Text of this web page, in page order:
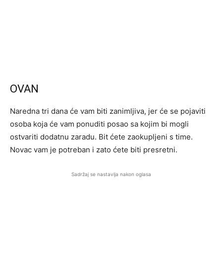
OVAN
Naredna tri dana će vam biti zanimljiva, jer će se pojaviti
osoba koja će vam ponuditi posao sa kojim bi mogli
ostvariti dodatnu zaradu. Bit ćete zaokupljeni s time.
Novac vam je potreban i zato ćete biti presretni.
Sadržaj se nastavlja nakon oglasa